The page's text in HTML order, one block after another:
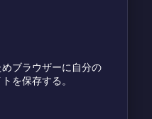
ブラウザーに自分の
を保存する。